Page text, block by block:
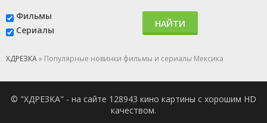
Фильмы
Сериалы
НАЙТИ
ХДРЕЗКА» Популярные новинки фильмы и сериалы Мексика
© "ХДРЕЗКА" - на сайте 128943 кино картины с хорошим HD
качеством.